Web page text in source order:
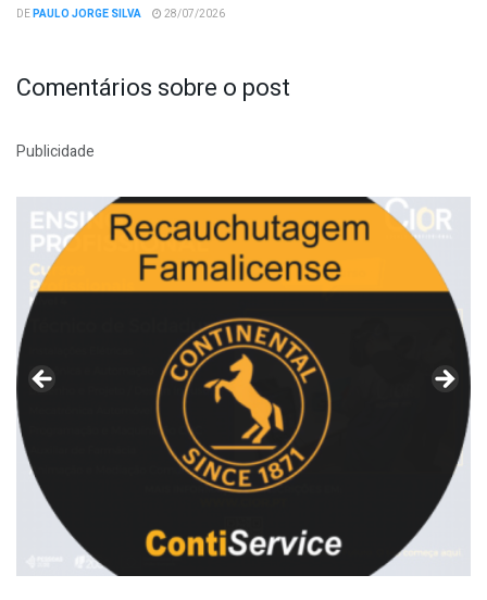
DEPAULO JORGE SILVA 28/07/2026
Comentários sobre o post
Publicidade